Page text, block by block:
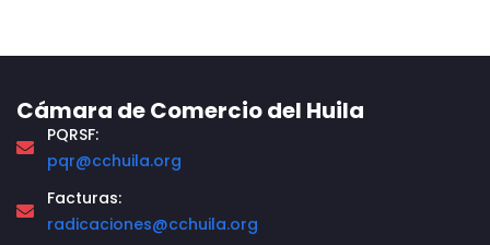
Cámara de Comercio del Huila
PQRSF:
pqr@cchuila.org
Facturas:
radicaciones@cchuila.org